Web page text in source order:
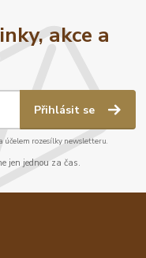
akce a
Přihlásit se
účelem rozesílky newsletteru.
jen jednou za čas.